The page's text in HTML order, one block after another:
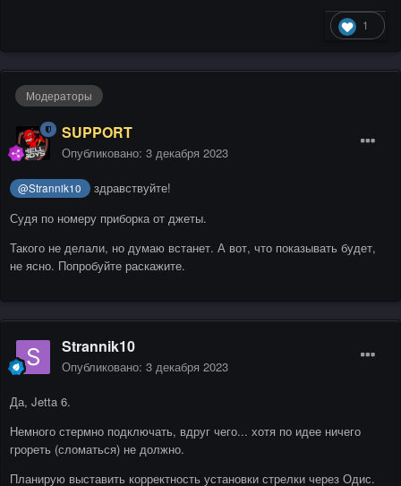
1
Модераторы
SUPPORT
Опубликовано: 3 декабря 2023
@Strannik10
здравствуйте!
Судя по номеру приборка от джеты.
Такого не делали, но думаю встанет. А вот, что показывать будет,
не ясно. Попробуйте раскажите.
Strannik10
Опубликовано: 3 декабря 2023
Да, Jetta 6.
Немного стермно подключать, вдруг чего... хотя по идее ничего
грореть (сломаться) не должно.
Планирую выставить корректность установки стрелки через Одис.